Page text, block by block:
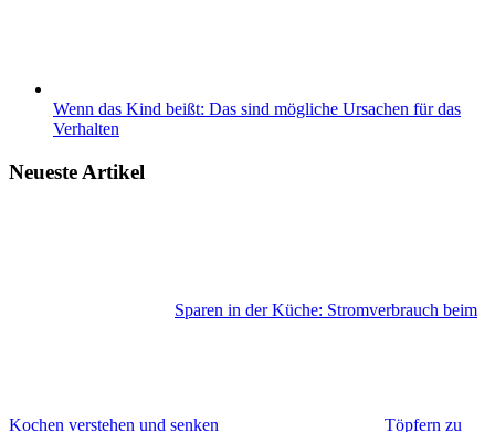
Wenn das Kind beißt: Das sind mögliche Ursachen für das
Verhalten
Neueste Artikel
Sparen in der Küche: Stromverbrauch beim
Kochen verstehen und senken
Töpfern zu